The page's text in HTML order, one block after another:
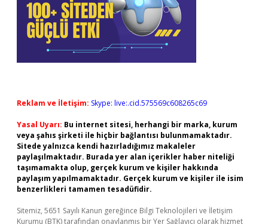
Reklam ve İletişim: Skype: live:.cid.575569c608265c69
Yasal Uyarı: Bu internet sitesi, herhangi bir marka, kurum
veya şahıs şirketi ile hiçbir bağlantısı bulunmamaktadır.
Sitede yalnızca kendi hazırladığımız makaleler
paylaşılmaktadır. Burada yer alan içerikler haber niteliği
taşımamakta olup, gerçek kurum ve kişiler hakkında
paylaşım yapılmamaktadır. Gerçek kurum ve kişiler ile isim
benzerlikleri tamamen tesadüfidir.
Sitemiz, 5651 Sayılı Kanun gereğince Bilgi Teknolojileri ve İletişim
Kurumu (BTK) tarafından onaylanmış bir Yer Sağlayıcı olarak hizmet